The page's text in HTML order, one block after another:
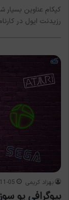
رزیدنت ایول در
بهزاد کریمی 05
بیوگرافی یو